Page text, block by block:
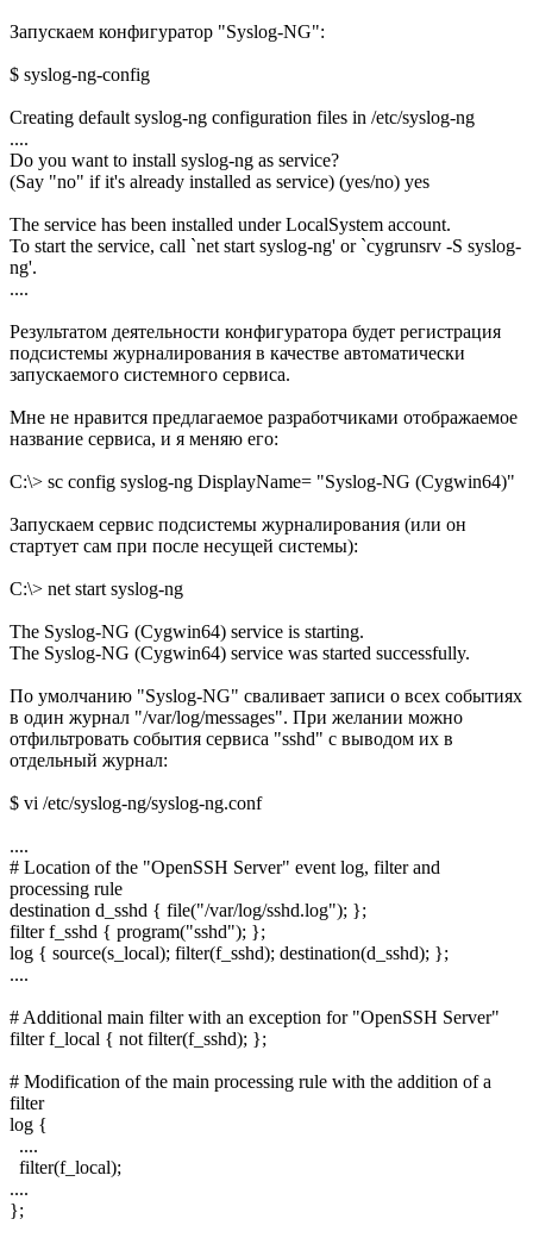
Запускаем конфигуратор "Syslog-NG":
$ syslog-ng-config
Creating default syslog-ng configuration files in /etc/syslog-ng
....
Do you want to install syslog-ng as service?
(Say "no" if it's already installed as service) (yes/no) yes
The service has been installed under LocalSystem account.
To start the service, call `net start syslog-ng' or `cygrunsrv -S syslog-
ng'.
....
Результатом деятельности конфигуратора будет регистрация
подсистемы журналирования в качестве автоматически
запускаемого системного сервиса.
Мне не нравится предлагаемое разработчиками отображаемое
название сервиса, и я меняю его:
C:\> sc config syslog-ng DisplayName= "Syslog-NG (Cygwin64)"
Запускаем сервис подсистемы журналирования (или он
стартует сам при после несущей системы):
C:\> net start syslog-ng
The Syslog-NG (Cygwin64) service is starting.
The Syslog-NG (Cygwin64) service was started successfully.
По умолчанию "Syslog-NG" сваливает записи о всех событиях
в один журнал "/var/log/messages". При желании можно
отфильтровать события сервиса "sshd" с выводом их в
отдельный журнал:
$ vi /etc/syslog-ng/syslog-ng.conf
....
# Location of the "OpenSSH Server" event log, filter and
processing rule
destination d_sshd { file("/var/log/sshd.log"); };
filter f_sshd { program("sshd"); };
log { source(s_local); filter(f_sshd); destination(d_sshd); };
....
# Additional main filter with an exception for "OpenSSH Server"
filter f_local { not filter(f_sshd); };
# Modification of the main processing rule with the addition of a
filter
log {
....
filter(f_local);
....
};